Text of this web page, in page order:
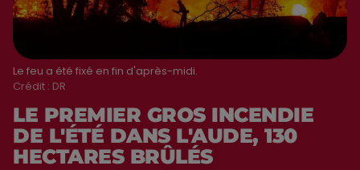
Le feu a été fixé en fin d'après-midi.
Crédit : DR
LE PREMIER GROS INCENDIE
DE L'ÉTÉ DANS L'AUDE, 130
HECTARES BRÛLÉS